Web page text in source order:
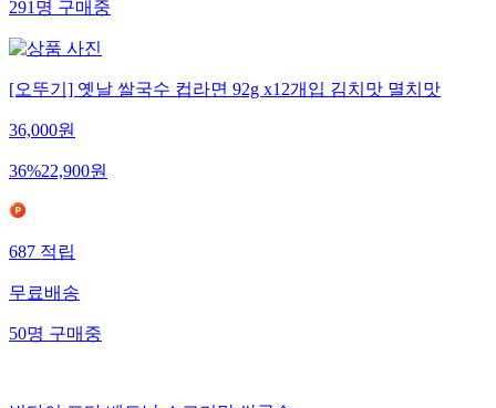
291명구매중
[오뚜기] 옛날 쌀국수 컵라면 92g x12개입 김치맛 멸치맛
36,000원
36%22,900원
687적립
무료배송
50명구매중